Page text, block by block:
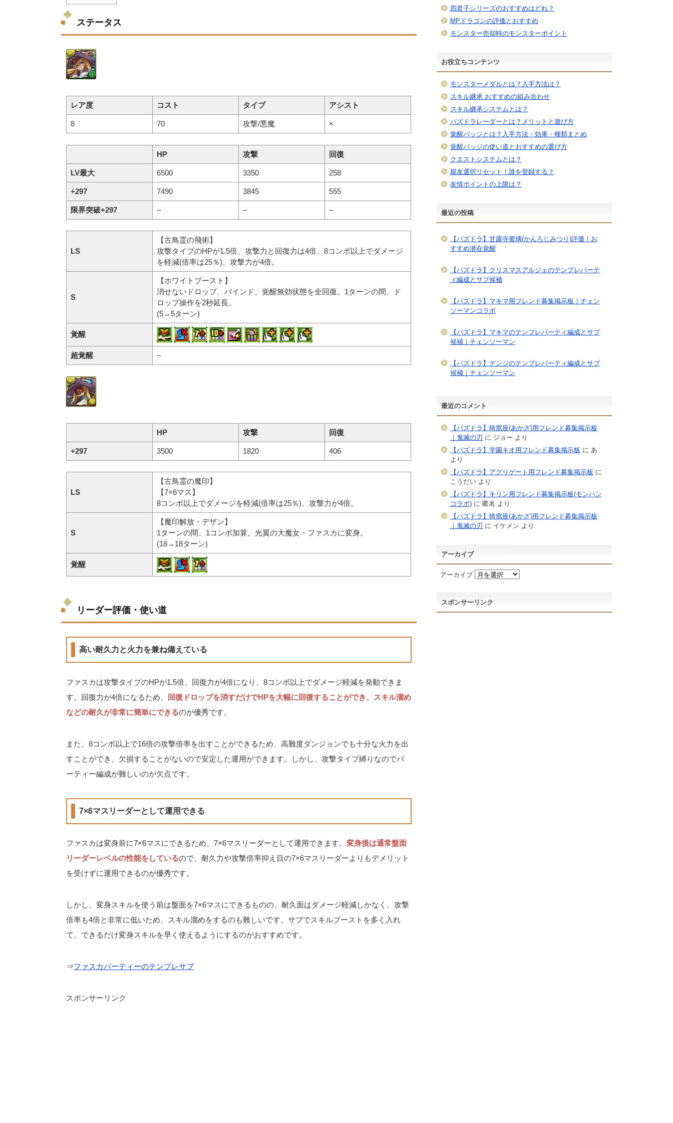
ステータス
レア度 コスト タイプ アシスト
8 70 攻撃/悪魔 ×
HP 攻撃 回復
LV最大 6500 3350 258
+297 7490 3845 555
限界突破+297 – – –
LS
【古鳥霊の飛術】
攻撃タイプのHPが1.5倍、攻撃力と回復力は4倍。8コンボ以上でダメージ
を軽減(倍率は25％)、攻撃力が4倍。
S
【ホワイトブースト】
消せないドロップ、バインド、覚醒無効状態を全回復。1ターンの間、ド
ロップ操作を2秒延長。
(5→5ターン)
覚醒
超覚醒 –
HP 攻撃 回復
+297 3500 1820 406
LS
【古鳥霊の魔印】
【7×6マス】
8コンボ以上でダメージを軽減(倍率は25％)、攻撃力が4倍。
S
【魔印解放・デザン】
1ターンの間、1コンボ加算。光翼の大魔女・ファスカに変身。
(18→18ターン)
覚醒
リーダー評価・使い道
高い耐久力と火力を兼ね備えている
ファスカは攻撃タイプのHPが1.5倍、回復力が4倍になり、8コンボ以上でダメージ軽減を発動できま
す。回復力が4倍になるため、
回復ドロップを消すだけでHPを大幅に回復することができ、スキル溜め
などの耐久が非常に簡単にできるのが優秀です。
また、8コンボ以上で16倍の攻撃倍率を出すことができるため、高難度ダンジョンでも十分な火力を出
すことができ、欠損することがないので安定した運用ができます。しかし、攻撃タイプ縛りなのでパ
ーティー編成が難しいのが欠点です。
7×6マスリーダーとして運用できる
ファスカは変身前に7×6マスにできるため、7×6マスリーダーとして運用できます。 変身後は通常盤面
リーダーレベルの性能をしているので、耐久力や攻撃倍率抑え目の7×6マスリーダーよりもデメリット
を受けずに運用できるのが優秀です。
しかし、変身スキルを使う前は盤面を7×6マスにできるものの、耐久面はダメージ軽減しかなく、攻撃
倍率も4倍と非常に低いため、スキル溜めをするのも難しいです。サブでスキルブーストを多く入れ
て、できるだけ変身スキルを早く使えるようにするのがおすすめです。
⇒ファスカパーティーのテンプレサブ
スポンサーリンク
四君子シリーズのおすすめはどれ？
MPドラゴンの評価とおすすめ
モンスター売却時のモンスターポイント
お役立ちコンテンツ
モンスターメダルとは？入手方法は？
スキル継承 おすすめの組み合わせ
スキル継承システムとは？
パズドラレーダーとは？メリットと遊び方
覚醒バッジとは？入手方法・効果・種類まとめ
覚醒バッジの使い道とおすすめの選び方
クエストシステムとは？
親友選択リセット！誰を登録する？
友情ポイントの上限は？
最近の投稿
【パズドラ】甘露寺蜜璃(かんろじみつり)評価！お
すすめ潜在覚醒
【パズドラ】クリスマスアルジェのテンプレパーテ
ィ編成とサブ候補
【パズドラ】マキマ用フレンド募集掲示板｜チェン
ソーマンコラボ
【パズドラ】マキマのテンプレパーティ編成とサブ
候補｜チェンソーマン
【パズドラ】デンジのテンプレパーティ編成とサブ
候補｜チェンソーマン
最近のコメント
【パズドラ】猗窩座(あかざ)用フレンド募集掲示板
｜鬼滅の刃 に ジョー より
【パズドラ】学園キオ用フレンド募集掲示板 に あ
より
【パズドラ】アグリゲート用フレンド募集掲示板 に
こうだいより
【パズドラ】キリン用フレンド募集掲示板(モンハン
コラボ)に 匿名 より
【パズドラ】猗窩座(あかざ)用フレンド募集掲示板
｜鬼滅の刃 に イケメン より
アーカイブ
アーカイブ
スポンサーリンク